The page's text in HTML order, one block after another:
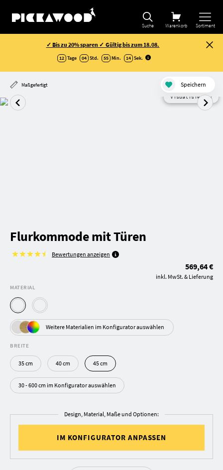
Suche Warenkorb Sortiment
✓ Bis zu 20% sparen ✓ Gültig bis zum 18.08.
12 Tage 04 Std. 55 Min. 13 Sek.
Maßgefertigt Speichern
Visualisierung
Flurkommode mit Türen
Bewertungen anzeigen
569,64 €
inkl. MwSt. & Lieferung
MATERIAL
Weitere Materialien im Konfigurator auswählen
BREITE
35 cm 40 cm 45 cm
30 - 600 cm im Konfigurator auswählen
Design, Material, Maße und Optionen:
IM KONFIGURATOR ANPASSEN